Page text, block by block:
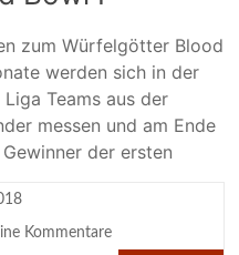
zum Würfelgötter Blood
werden sich in der
Teams aus der
messen und am Ende
der ersten
Kommentare